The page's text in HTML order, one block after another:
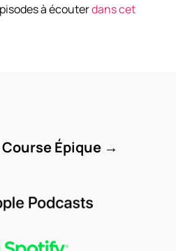
à écouterdans cet
Épique →